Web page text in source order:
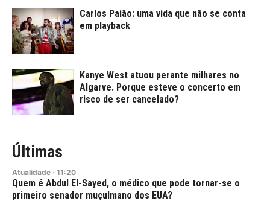
Carlos Paião: uma vida que não se conta
em playback
Kanye West atuou perante milhares no
Algarve. Porque esteve o concerto em
risco de ser cancelado?
Últimas
Atualidade · 11:20
Quem é Abdul El-Sayed, o médico que pode tornar-se o
primeiro senador muçulmano dos EUA?